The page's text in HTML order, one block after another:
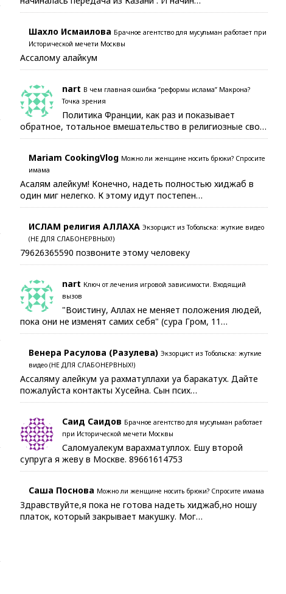
Шахло Исмаилова Брачное агентство для мусульман работает при
Исторической мечети Москвы
Ассалому алайкум
nart В чем главная ошибка “реформы ислама” Макрона?
Точка зрения
Политика Франции, как раз и показывает
обратное, тотальное вмешательство в религиозные сво…
Mariam CookingVlog Можно ли женщине носить брюки? Спросите
имама
Асалям алейкум! Конечно, надеть полностью хиджаб в
один миг нелегко. К этому идут постепен…
ИСЛАМ религия АЛЛАХА Экзорцист из Тобольска: жуткие видео
(НЕ ДЛЯ СЛАБОНЕРВНЫХ!)
79626365590 позвоните этому человеку
nart Ключ от лечения игровой зависимости. Входящий
вызов
"Воистину, Аллах не меняет положения людей,
пока они не изменят самих себя" (сура Гром, 11…
Венера Расулова (Разулева) Экзорцист из Тобольска: жуткие
видео (НЕ ДЛЯ СЛАБОНЕРВНЫХ!)
Ассаляму алейкум уа рахматуллахи уа баракатух. Дайте
пожалуйста контакты Хусейна. Сын псих…
Саид Саидов Брачное агентство для мусульман работает
при Исторической мечети Москвы
Саломуалекум варахматуллох. Ешу второй
супруга я жеву в Москве. 89661614753
Саша Поснова Можно ли женщине носить брюки? Спросите имама
Здравствуйте,я пока не готова надеть хиджаб,но ношу
платок, который закрывает макушку. Мог…